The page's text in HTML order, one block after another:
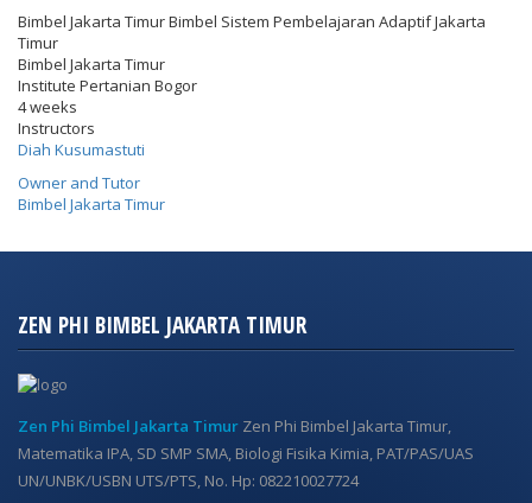
Bimbel Jakarta Timur Bimbel Sistem Pembelajaran Adaptif Jakarta
Timur
Bimbel Jakarta Timur
Institute Pertanian Bogor
4 weeks
Instructors
Diah Kusumastuti
Owner and Tutor
Bimbel Jakarta Timur
ZEN PHI BIMBEL JAKARTA TIMUR
Zen Phi Bimbel Jakarta Timur Zen Phi Bimbel Jakarta Timur,
Matematika IPA, SD SMP SMA, Biologi Fisika Kimia, PAT/PAS/UAS
UN/UNBK/USBN UTS/PTS, No. Hp: 082210027724